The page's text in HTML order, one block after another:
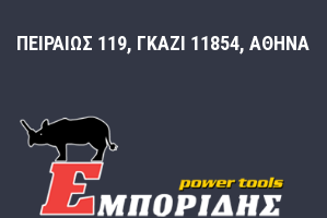
ΠΕΙΡΑΙΩΣ 119, ΓΚΑΖΙ 11854, ΑΘΗΝΑ